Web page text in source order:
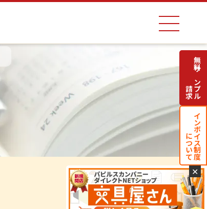
無料サンプル
請求
インボイス制度
について
✕